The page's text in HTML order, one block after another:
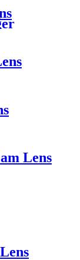
Lens